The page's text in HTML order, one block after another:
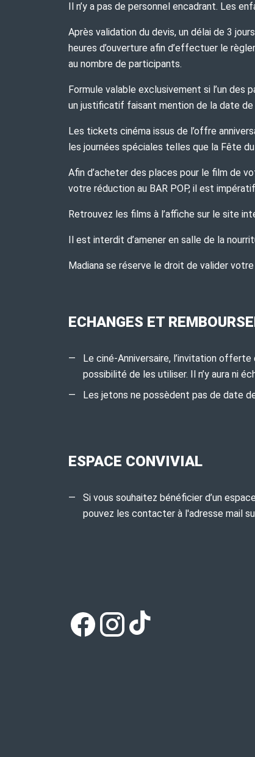
Il n’y a pas de personnel encadrant. Les
Après validation du devis, un délai de 3
heures d’ouverture afin d’effectuer le
au nombre de participants.
Formule valable exclusivement si l’un
un justificatif faisant mention de la date de
Les tickets cinéma issus de l’offre
les journées spéciales telles que la Fête
Afin d’acheter des places pour le film de
votre réduction au BAR POP, il est
Retrouvez les films à l’affiche sur le site
Il est interdit d’amener en salle de la
Madiana se réserve le droit de valider
ECHANGES ET
Le ciné-Anniversaire, l’invitation
possibilité de les utiliser. Il n’y aura ni
Les jetons ne possèdent pas de date
ESPACE CONVIVIAL
Si vous souhaitez bénéficier d’un
pouvez les contacter à l'adresse mail